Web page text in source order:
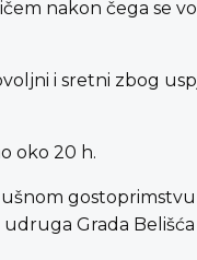
nakon čega se
i sretni zbog
oko 20 h.
gostoprimstvu
udruga Grada